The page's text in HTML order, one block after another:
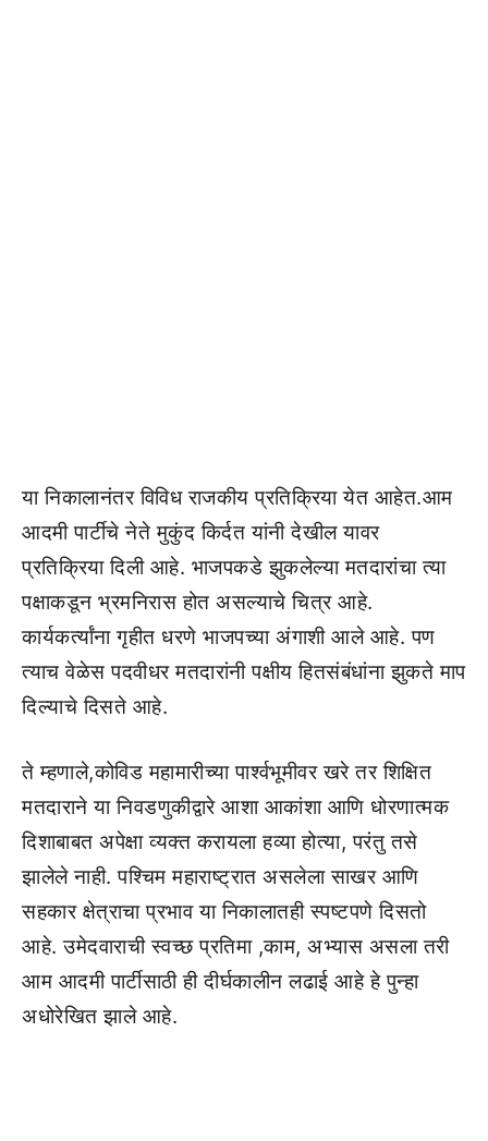
या निकालानंतर विविध राजकीय प्रतिक्रिया येत आहेत.आम
आदमी पार्टीचे नेते मुकुंद किर्दत यांनी देखील यावर
प्रतिक्रिया दिली आहे. भाजपकडे झुकलेल्या मतदारांचा त्या
पक्षाकडून भ्रमनिरास होत असल्याचे चित्र आहे.
कार्यकर्त्यांना गृहीत धरणे भाजपच्या अंगाशी आले आहे. पण
त्याच वेळेस पदवीधर मतदारांनी पक्षीय हितसंबंधांना झुकते माप
दिल्याचे दिसते आहे.
ते म्हणाले,कोविड महामारीच्या पार्श्वभूमीवर खरे तर शिक्षित
मतदाराने या निवडणुकीद्वारे आशा आकांशा आणि धोरणात्मक
दिशाबाबत अपेक्षा व्यक्त करायला हव्या होत्या, परंतु तसे
झालेले नाही. पश्चिम महाराष्ट्रात असलेला साखर आणि
सहकार क्षेत्राचा प्रभाव या निकालातही स्पष्टपणे दिसतो
आहे. उमेदवाराची स्वच्छ प्रतिमा ,काम, अभ्यास असला तरी
आम आदमी पार्टीसाठी ही दीर्घकालीन लढाई आहे हे पुन्हा
अधोरेखित झाले आहे.